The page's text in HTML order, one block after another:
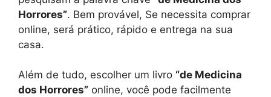
Horrores”. Bem provável, Se necessita comprar
online, será prático, rápido e entrega na sua
casa.
Além de tudo, escolher um livro “de Medicina
dos Horrores” online, você pode facilmente